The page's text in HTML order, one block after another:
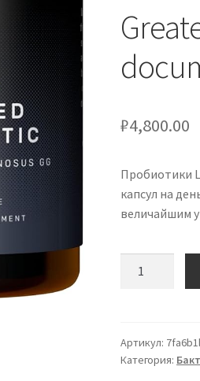
₽4,800.00
Пробиотики
капсул на
величайшим
Rhamnosus
GG
Артикул:
Категория: